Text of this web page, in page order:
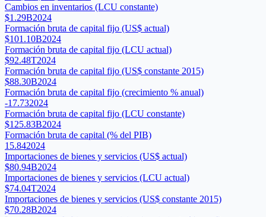
Cambios en inventarios (LCU constante)
$1.29B2024
Formación bruta de capital fijo (US$ actual)
$101.10B2024
Formación bruta de capital fijo (LCU actual)
$92.48T2024
Formación bruta de capital fijo (US$ constante 2015)
$88.30B2024
Formación bruta de capital fijo (crecimiento % anual)
-17.732024
Formación bruta de capital fijo (LCU constante)
$125.83B2024
Formación bruta de capital (% del PIB)
15.842024
Importaciones de bienes y servicios (US$ actual)
$80.94B2024
Importaciones de bienes y servicios (LCU actual)
$74.04T2024
Importaciones de bienes y servicios (US$ constante 2015)
$70.28B2024